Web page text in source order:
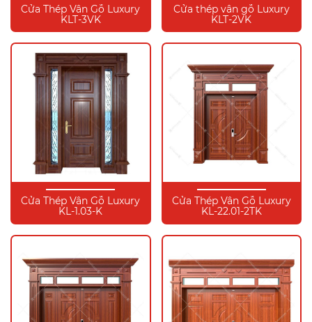
Cửa Thép Vân Gỗ Luxury
KLT-3VK
Cửa thép vân gỗ Luxury
KLT-2VK
Cửa Thép Vân Gỗ Luxury
KL-1.03-K
Cửa Thép Vân Gỗ Luxury
KL-22.01-2TK